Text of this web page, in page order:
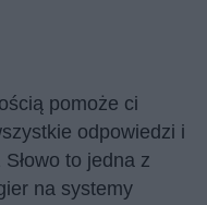
pomoże ci
odpowiedzi i
to jedna z
na systemy